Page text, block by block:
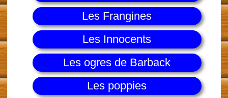
Les Frangines
Les Innocents
Les ogres de Barback
Les poppies